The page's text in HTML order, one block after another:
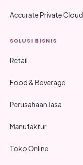
Accurate Private Cloud
SOLUSI BISNIS
Retail
Food & Beverage
Perusahaan Jasa
Manufaktur
Toko Online